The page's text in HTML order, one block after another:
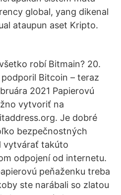
global, yang dikenal
ataupun aset Kripto.
robí Bitmain? 20.
Bitcoin – teraz
2021 Papierovú
vytvoriť na
Je dobré
bezpečnostných
vytvárať takúto
odpojení od internetu.
peňaženku treba
ste narábali so zlatou